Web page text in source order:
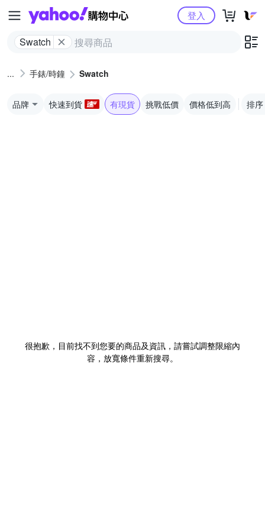
Yahoo購物中心
Swatch
登入
手錶/時鐘 Swatch
品牌 快速到貨 有現貨 挑戰低價 價格低到高 排序
很抱歉，目前找不到您要的商品及資訊，請嘗試調整限縮內
容，放寬條件重新搜尋。